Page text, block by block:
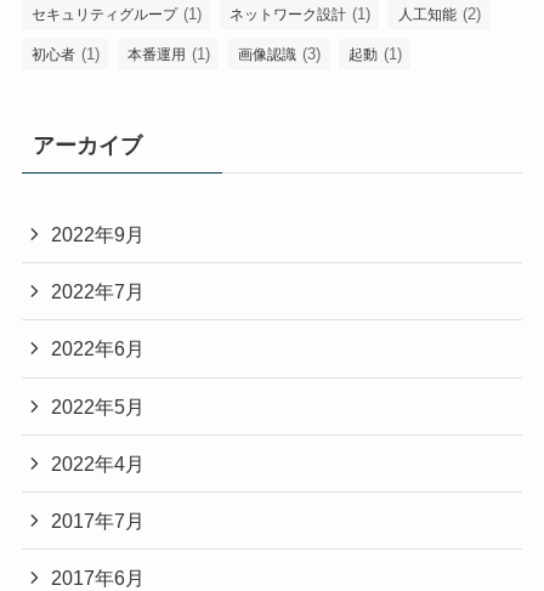
セキュリティグループ(1) ネットワーク設計 (1) 人工知能 (2)
初心者 (1) 本番運用 (1) 画像認識 (3) 起動 (1)
アーカイブ
2022年9月
2022年7月
2022年6月
2022年5月
2022年4月
2017年7月
2017年6月